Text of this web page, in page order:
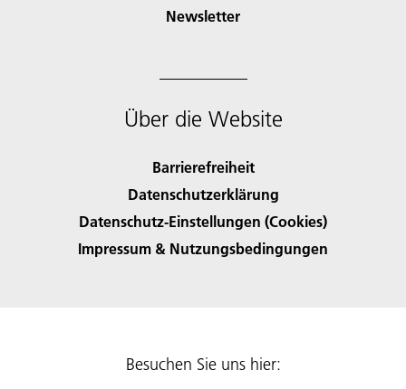
Newsletter
Über die Website
Barrierefreiheit
Datenschutzerklärung
Datenschutz-Einstellungen (Cookies)
Impressum & Nutzungsbedingungen
Besuchen Sie uns hier: